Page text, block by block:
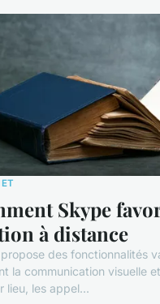
Skype
à distance
des fonctionnalités
la communication visuelle
lieu, les appel...